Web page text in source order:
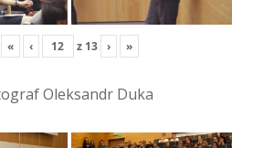
« ‹ z 13 › »
Oleksandr Duka